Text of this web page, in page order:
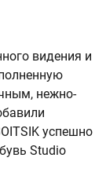
видения и
нежно-
успешно
Studio